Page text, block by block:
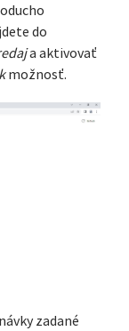
do
a aktivovať
možnosť.
zadané